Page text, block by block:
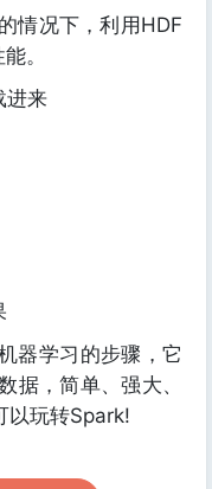
情况下，利用HDF
。
进来
器学习的步骤，它
据，简单、强大、
以玩转Spark!